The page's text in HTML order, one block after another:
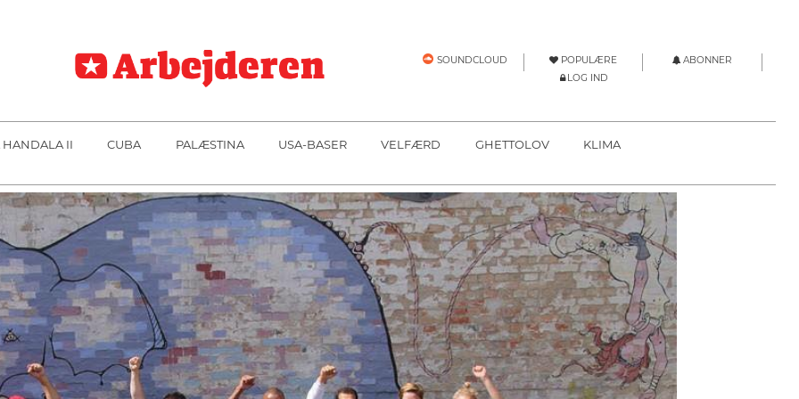
SOUNDCLOUD POPULÆRE
ABONNER
LOG IND
HANDALA II CUBA PALÆSTINA USA-BASER VELFÆRD GHETTOLOV
KLIMA